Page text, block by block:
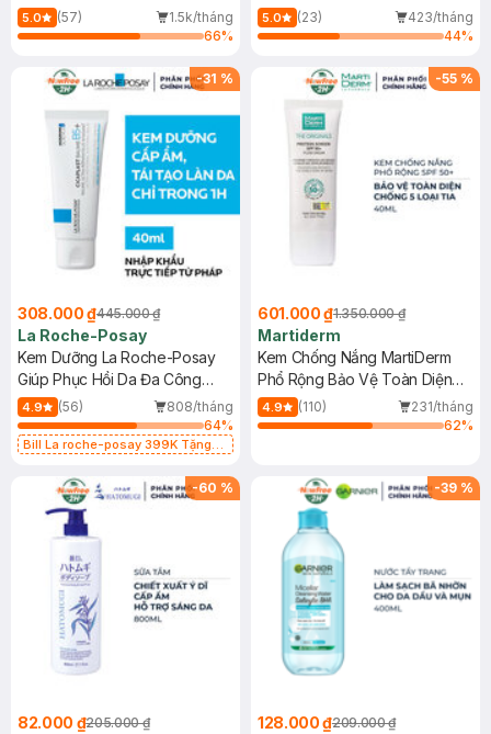
Dầu 500ml
5.0 (57)
1.5k/tháng
66%
(Mới)
5.0 (23)
423/tháng
44%
-31 %
308.000 ₫445.000 ₫
La Roche-Posay
Kem Dưỡng La Roche-Posay
Giúp Phục Hồi Da Đa Công
Dụng 40ml
4.9 (56)
808/tháng
64%
Bill La roche-posay 399K Tặng
(SL có hạn)
-55 %
601.000 ₫1.350.000 ₫
Martiderm
Kem Chống Nắng MartiDerm
Phổ Rộng Bảo Vệ Toàn Diện
40ml
4.9 (110)
231/tháng
62%
-60 %
82.000 ₫205.000 ₫
-39 %
128.000 ₫209.000 ₫